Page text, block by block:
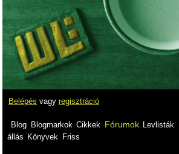
Belépés vagy regisztráció
Blog Blogmarkok Cikkek Fórumok Levlisták
állás Könyvek Friss